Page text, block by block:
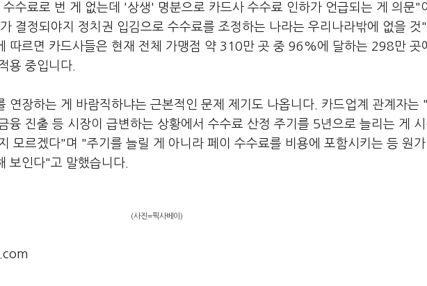
수료로 번 게 없는데 '상생' 명분으로 카드사 수수료 인하가 언급되는 게 의문"
결정되야지 정치권 입김으로 수수료를 조정하는 나라는 우리나라밖에 없을 것
따르면 카드사들은 현재 전체 가맹점 약 310만 곳 중 96%에 달하는 298만 곳
용 중입니다.
연장하는 게 바람직하냐는 근본적인 문제 제기도 나옵니다. 카드업계 관계자는
융 진출 등 시장이 급변하는 상황에서 수수료 산정 주기를 5년으로 늘리는 게
모르겠다"며 "주기를 늘릴 게 아니라 페이 수수료를 비용에 포함시키는 등 원
보인다"고 말했습니다.
(사진=픽사베이)